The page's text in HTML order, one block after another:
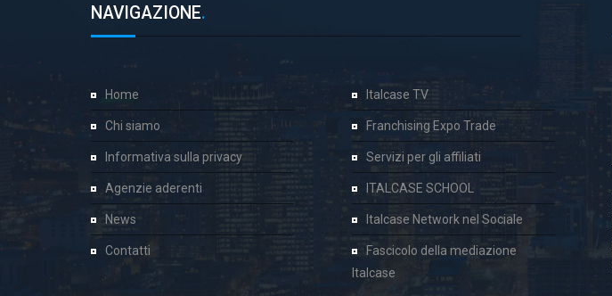
NAVIGAZIONE.
Home
Chi siamo
Informativa sulla privacy
Agenzie aderenti
News
Contatti
Italcase TV
Franchising Expo Trade
Servizi per gli affiliati
ITALCASE SCHOOL
Italcase Network nel Sociale
Fascicolo della mediazione
Italcase